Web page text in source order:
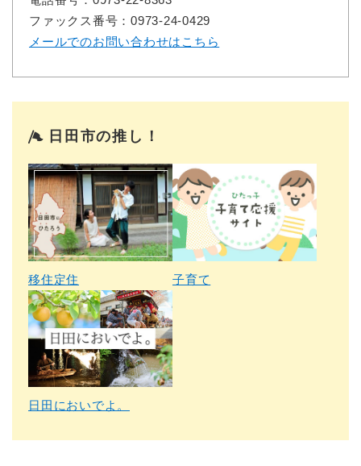
ファックス番号：0973-24-0429
メールでのお問い合わせはこちら
日田市の推し！
移住定住 子育て
日田においでよ。